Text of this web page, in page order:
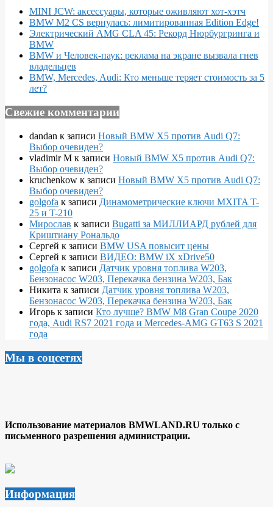
MINI JCW: аксессуары, которые оживляют хот-хэтч
BMW M2 CS вернулась: лимитированная Edition Edge!
Электрический AMG CLA 45: Рекорд Нюрбургринга и
BMW
BMW и Человек-паук: реклама на экране вызвала гнев
владельцев
BMW, Mercedes, Audi: Кто меньше теряет стоимость за 5
лет?
Свежие комментарии
dandan к записи Новый BMW X5 против Audi Q7:
Выбор очевиден?
vladimir M к записи Новый BMW X5 против Audi Q7:
Выбор очевиден?
kruchenkow к записи Новый BMW X5 против Audi Q7:
Выбор очевиден?
golgofa к записи Динамометрические ключи MXITA T-
25 и T-210
Мирослав к записи Bugatti за МИЛЛИАРД рублей для
Криштиану Рональдо
Сергей к записи BMW USA повысит цены
Сергей к записи ВИДЕО: BMW iX xDrive50
golgofa к записи Датчик уровня топлива W203,
Бензонасос W203, Перекачка бензина W203, Бак
Никита к записи Датчик уровня топлива W203,
Бензонасос W203, Перекачка бензина W203, Бак
Игорь к записи Кто лучше? BMW M8 Gran Coupe 2020
года, Audi RS7 2021 года и Mercedes-AMG GT63 S 2021
года
Мы в соцсетях
Использование материалов BMWLAND.RU только с
письменного разрешения администрации.
Информация